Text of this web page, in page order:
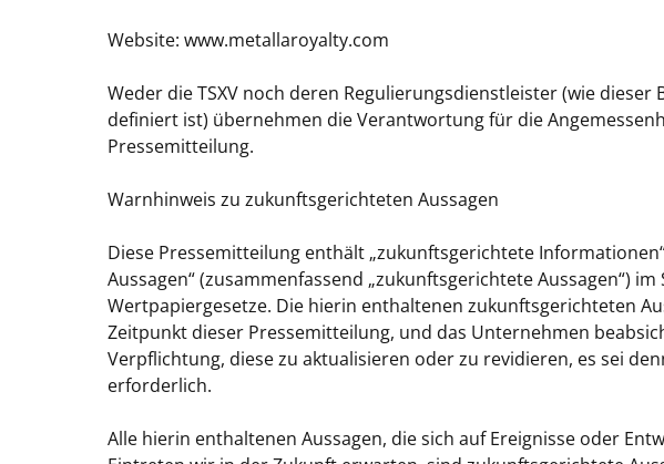
Website: www.metallaroyalty.com
Weder die TSXV noch deren Regulierungsdienstleister (wie dieser
definiert ist) übernehmen die Verantwortung für die
Pressemitteilung.
Warnhinweis zu zukunftsgerichteten Aussagen
Diese Pressemitteilung enthält „zukunftsgerichtete
Aussagen“ (zusammenfassend „zukunftsgerichtete Aussagen“)
Wertpapiergesetze. Die hierin enthaltenen zukunftsgerichteten
Zeitpunkt dieser Pressemitteilung, und das Unternehmen
Verpflichtung, diese zu aktualisieren oder zu revidieren, es sei
erforderlich.
Alle hierin enthaltenen Aussagen, die sich auf Ereignisse oder